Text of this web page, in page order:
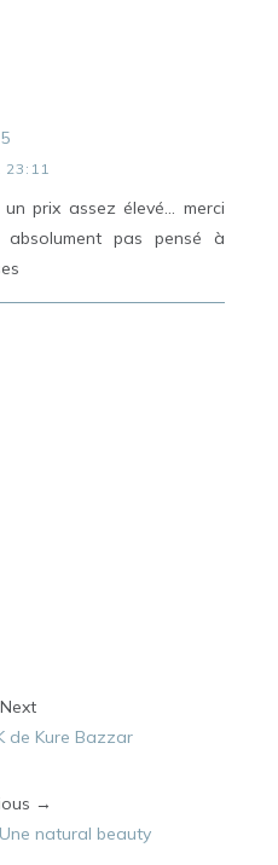
23:11
prix assez élevé... merci
pas pensé à
de Kure Bazzar
→
natural beauty